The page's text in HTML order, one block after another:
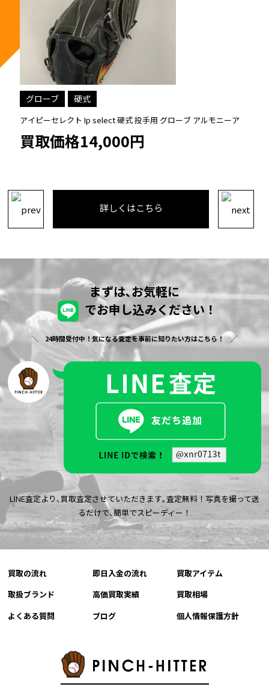
グローブ 硬式
アイピーセレクト Ip Select 硬式 投手用 グローブ
買取価格17,000円
詳しくはこちら
まずは､お気軽に
でお申し込みください！
24時間受付中！気になる査定を事前に知りたい方はこちら！
LINE査定より､買取査定させていただきます｡査定無料！写真を撮って送
るだけで､簡単でスピーディー！
買取の流れ 即日入金の流れ
買取アイテム
取扱ブランド
高価買取実績
買取相場
よくある質問
ブログ 個人情報保護方針